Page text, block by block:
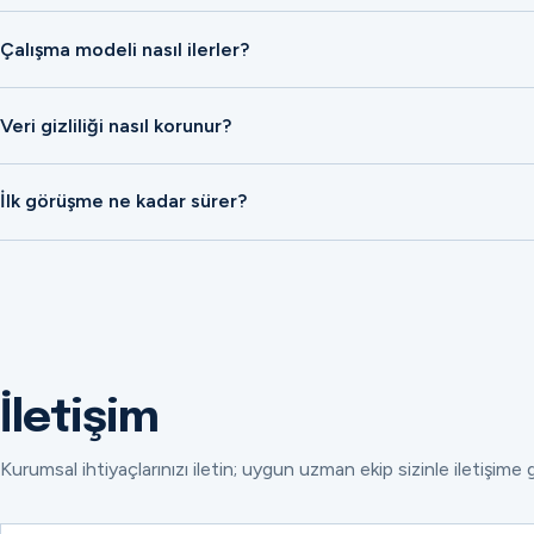
Çalışma modeli nasıl ilerler?
Veri gizliliği nasıl korunur?
İlk görüşme ne kadar sürer?
İletişim
Kurumsal ihtiyaçlarınızı iletin; uygun uzman ekip sizinle iletişime